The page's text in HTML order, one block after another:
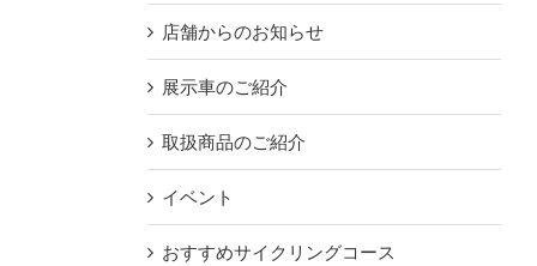
店舗からのお知らせ
展示車のご紹介
取扱商品のご紹介
イベント
おすすめサイクリングコース